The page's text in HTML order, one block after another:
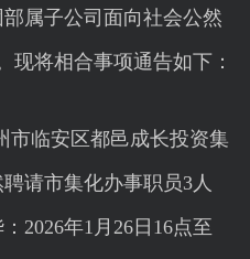
属子公司面向社会公然
现将相合事项通告如下：
临安区都邑成长投资集
请市集化办事职员3人
2026年1月26日16点至